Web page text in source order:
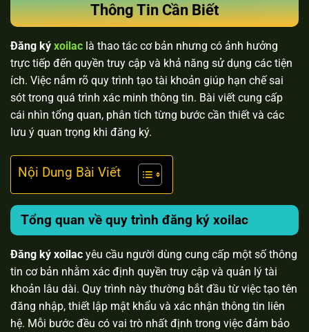
Thông Tin Cần Biết
Đăng ký xoilac là thao tác cơ bản nhưng có ảnh hưởng
trực tiếp đến quyền truy cập và khả năng sử dụng các tiện
ích. Việc nắm rõ quy trình tạo tài khoản giúp hạn chế sai
sót trong quá trình xác minh thông tin. Bài viết cung cấp
cái nhìn tổng quan, phân tích từng bước cần thiết và các
lưu ý quan trọng khi đăng ký.
Nội Dung Bài Viết
Tổng quan về quy trình đăng ký xoilac
Đăng ký xoilac yêu cầu người dùng cung cấp một số thông
tin cơ bản nhằm xác định quyền truy cập và quản lý tài
khoản lâu dài. Quy trình này thường bắt đầu từ việc tạo tên
đăng nhập, thiết lập mật khẩu và xác nhận thông tin liên
hệ. Mỗi bước đều có vai trò nhất định trong việc đảm bảo